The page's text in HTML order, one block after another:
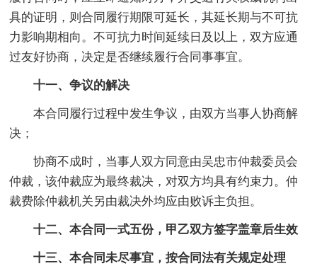
具的证明，则合同履行期限可延长，其延长期与不可抗
力影响期相向。不可抗力时间延续日及以上，双方应通
过友好协商，决定是否继续履行合同事事宜。
十一、争议的解决
本合同履行过程中发生争议，由双方当事人协商解
决；
协商不成时，当事人双方同意由吴忠市仲裁委员会
仲裁，该仲裁应为最终裁决，对双方均具有约束力。仲
裁费除仲裁机关另由裁决外均应由败诉主负担。
十二、本合同一式五份，甲乙双方签字盖章后生效
十三、本合同未尽事宜，按合同法有关规定处理